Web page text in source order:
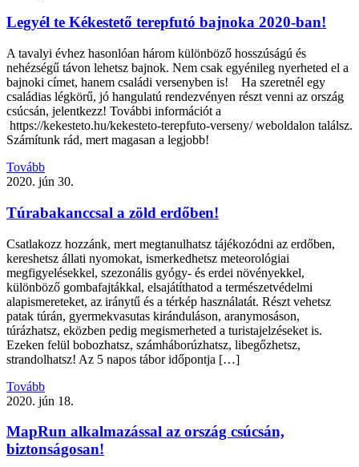
Legyél te Kékestető terepfutó bajnoka 2020-ban!
A tavalyi évhez hasonlóan három különböző hosszúságú és
nehézségű távon lehetsz bajnok. Nem csak egyénileg nyerheted el a
bajnoki címet, hanem családi versenyben is! Ha szeretnél egy
családias légkörű, jó hangulatú rendezvényen részt venni az ország
csúcsán, jelentkezz! További információt a
https://kekesteto.hu/kekesteto-terepfuto-verseny/ weboldalon találsz.
Számítunk rád, mert magasan a legjobb!
Tovább
2020. jún 30.
Túrabakanccsal a zöld erdőben!
Csatlakozz hozzánk, mert megtanulhatsz tájékozódni az erdőben,
kereshetsz állati nyomokat, ismerkedhetsz meteorológiai
megfigyelésekkel, szezonális gyógy- és erdei növényekkel,
különböző gombafajtákkal, elsajátíthatod a természetvédelmi
alapismereteket, az iránytű és a térkép használatát. Részt vehetsz
patak túrán, gyermekvasutas kiránduláson, aranymosáson,
túrázhatsz, eközben pedig megismerheted a turistajelzéseket is.
Ezeken felül bobozhatsz, számháborúzhatsz, libegőzhetsz,
strandolhatsz! Az 5 napos tábor időpontja […]
Tovább
2020. jún 18.
MapRun alkalmazással az ország csúcsán,
biztonságosan!